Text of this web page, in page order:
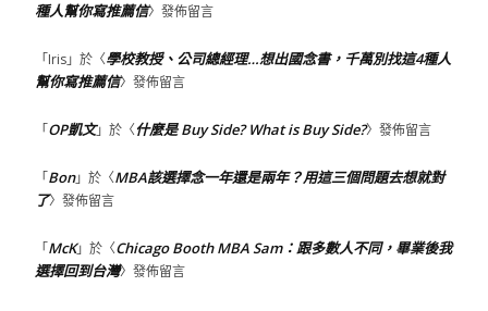
種人幫你寫推薦信〉發佈留言
「Iris」於〈學校教授、公司總經理…想出國念書，千萬別找這4種人
幫你寫推薦信〉發佈留言
「OP凱文」於〈什麼是 Buy Side? What is Buy Side?〉發佈留言
「Bon」於〈MBA該選擇念一年還是兩年？用這三個問題去想就對
了〉發佈留言
「McK」於〈Chicago Booth MBA Sam：跟多數人不同，畢業後我
選擇回到台灣〉發佈留言